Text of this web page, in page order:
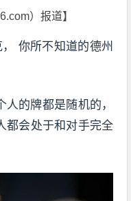
）报道】
你所不知道的德州
的牌都是随机的，
都会处于和对手完全